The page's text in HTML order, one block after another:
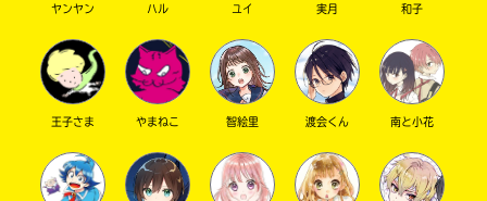
ヤンヤン ハル ユイ 実月 和子
王子さま やまねこ 智絵里 渡会くん 南と小花